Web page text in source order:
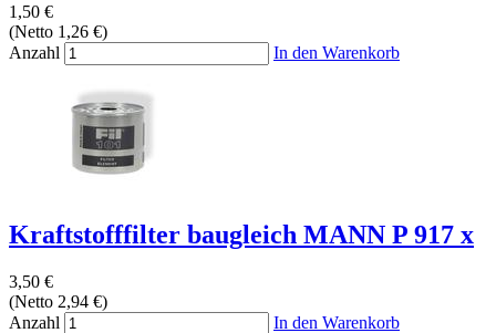
1,50 €
(Netto 1,26 €)
Anzahl
In den Warenkorb
Kraftstofffilter baugleich MANN P 917 x
3,50 €
(Netto 2,94 €)
Anzahl
In den Warenkorb